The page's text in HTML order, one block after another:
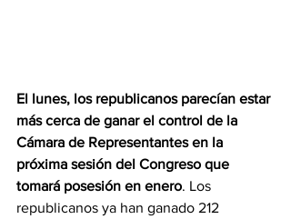
El lunes, los republicanos parecían estar
más cerca de ganar el control de la
Cámara de Representantes en la
próxima sesión del Congreso que
tomará posesión en enero. Los
republicanos ya han ganado 212